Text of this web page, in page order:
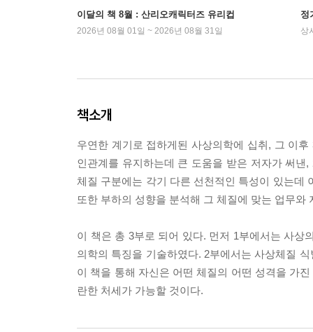
이달의 책 8월 : 산리오캐릭터즈 유리컵
2026년 08월 01일 ~ 2026년 08월 31일
정
상
책소개
우연한 계기로 접하게된 사상의학에 십취, 그 이
인관계를 유지하는데 큰 도움을 받은 저자가 써
체질 구분에는 각기 다른 선천적인 특성이 있는데
또한 부하의 성향을 분석해 그 체질에 맞는 업무
이 책은 총 3부로 되어 있다. 먼저 1부에서는 사상
의학의 특징을 기술하였다. 2부에서는 사상체질
이 책을 통해 자신은 어떤 체질의 어떤 성격을 가
란한 처세가 가능할 것이다.